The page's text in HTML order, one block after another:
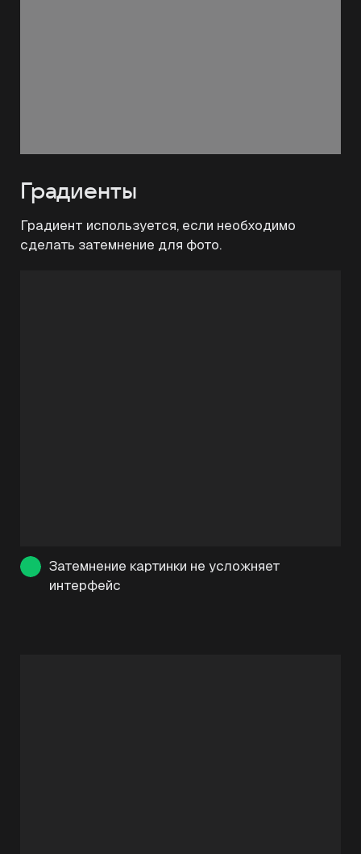
Градиенты
Градиент используется, если необходимо
сделать затемнение для фото.
Затемнение картинки не усложняет
интерфейс